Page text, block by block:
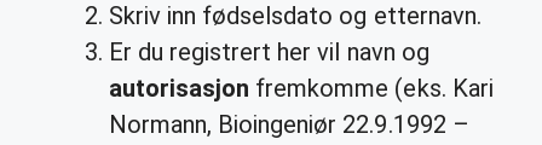
Skriv inn fødselsdato og etternavn.
Er du registrert her vil navn og
autorisasjon fremkomme (eks. Kari
Normann, Bioingeniør 22.9.1992 –